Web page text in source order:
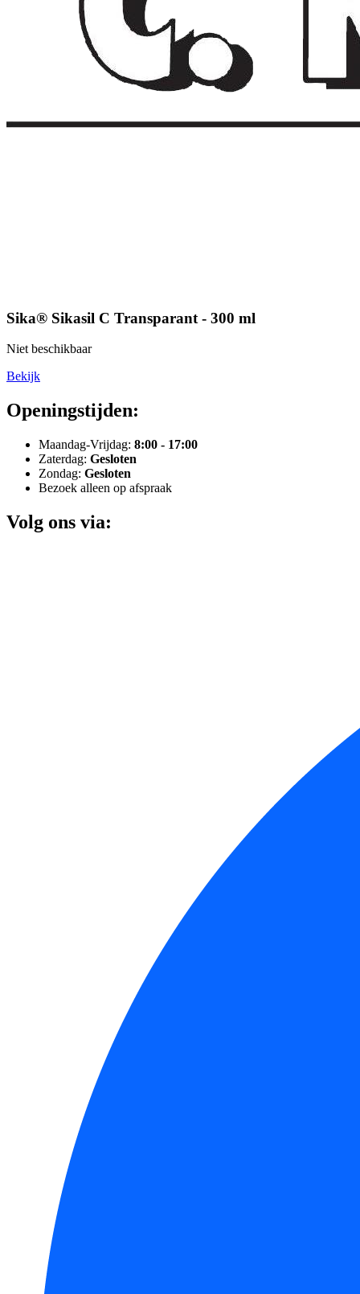
Sika® Sikasil C Transparant - 300 ml
Niet beschikbaar
Bekijk
Openingstijden:
Maandag-Vrijdag: 8:00 - 17:00
Zaterdag: Gesloten
Zondag: Gesloten
Bezoek alleen op afspraak
Volg ons via: